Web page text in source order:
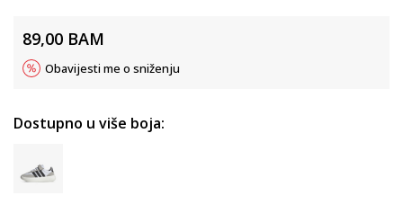
89,00 BAM
Obavijesti me o sniženju
Dostupno u više boja: